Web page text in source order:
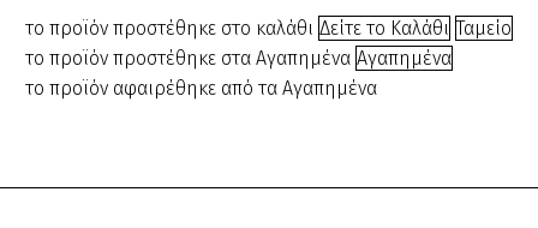
was:
€150.00.
τιμή
είναι:
€125.00.
το προϊόν προστέθηκε στο καλάθι Δείτε το Καλάθι Ταμείο
το προϊόν προστέθηκε στα Αγαπημένα Αγαπημένα
το προϊόν αφαιρέθηκε από τα Αγαπημένα